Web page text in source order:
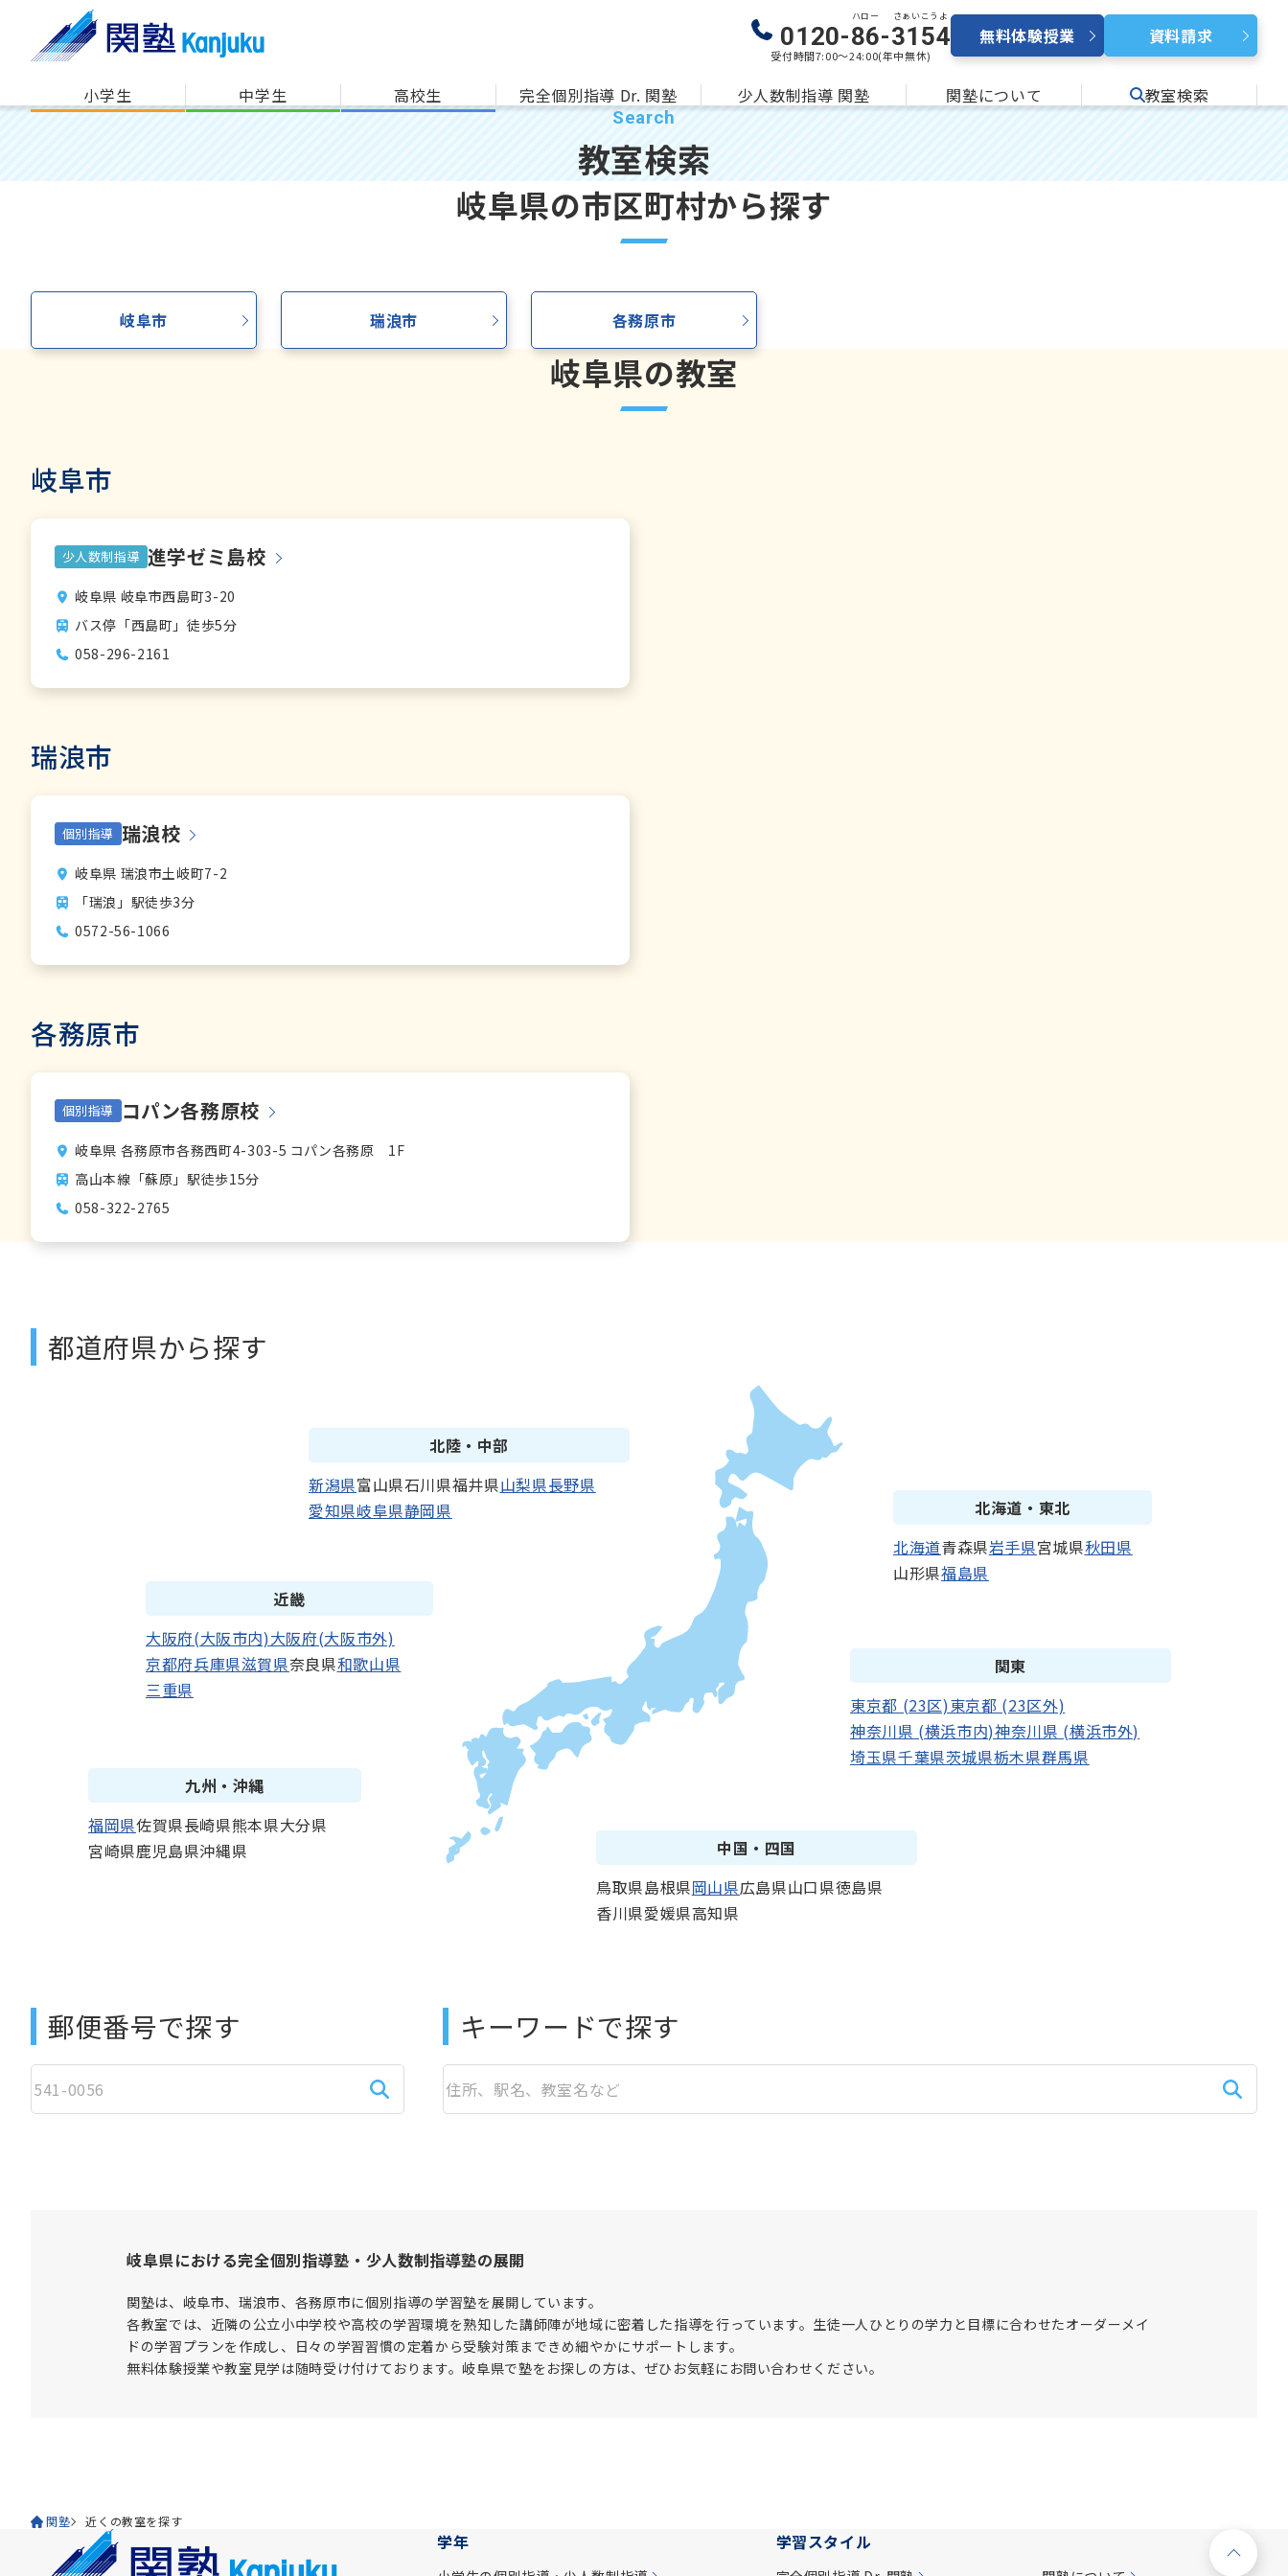
0120-86
ハロー
-3154
さぁいこうよ
受付時間7:00〜24:00(年中無休)
無料体験授業 資料請求
小学生 中学生 高校生 完全個別指導 Dr. 関塾 少人数制指導 関塾 関塾について 教室検索
教室検索
岐阜県の市区町村から探す
岐阜市 瑞浪市 各務原市
岐阜県の教室
岐阜市
少人数制指導 進学ゼミ島校
岐阜県 岐阜市西島町3-20
バス停「西島町」徒歩5分
058-296-2161
瑞浪市
個別指導 瑞浪校
岐阜県 瑞浪市土岐町7-2
「瑞浪」駅徒歩3分
0572-56-1066
各務原市
個別指導 コパン各務原校
岐阜県 各務原市各務西町4-303-5 コパン各務原 1F
高山本線「蘇原」駅徒歩15分
058-322-2765
都道府県から探す
北海道・東北
北海道青森県岩手県宮城県秋田県
山形県福島県
関東
東京都 (23区)東京都 (23区外)
神奈川県 (横浜市内)神奈川県 (横浜市外)
埼玉県千葉県茨城県栃木県群馬県
北陸・中部
新潟県富山県石川県福井県山梨県長野県
愛知県岐阜県静岡県
近畿
大阪府(大阪市内)大阪府(大阪市外)
京都府兵庫県滋賀県奈良県和歌山県
三重県
中国・四国
鳥取県島根県岡山県広島県山口県徳島県
香川県愛媛県高知県
九州・沖縄
福岡県佐賀県長崎県熊本県大分県
宮崎県鹿児島県沖縄県
郵便番号で探す キーワードで探す
岐阜県における完全個別指導塾・少人数制指導塾の展開
関塾は、岐阜市、瑞浪市、各務原市に個別指導の学習塾を展開しています。
各教室では、近隣の公立小中学校や高校の学習環境を熟知した講師陣が地域に密着した指導を行っています。生徒一人ひとりの学力と目標に合わせたオーダーメイ
ドの学習プランを作成し、日々の学習習慣の定着から受験対策まできめ細やかにサポートします。
無料体験授業や教室見学は随時受け付けております。岐阜県で塾をお探しの方は、ぜひお気軽にお問い合わせください。
関塾 近くの教室を探す
学年 学習スタイル